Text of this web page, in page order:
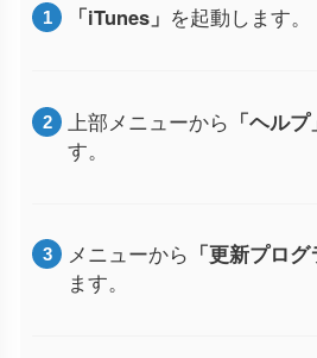
「iTunes」 を起動します。
上部メニューから 「ヘルプ
す。
メニューから 「更新プロ
ます。